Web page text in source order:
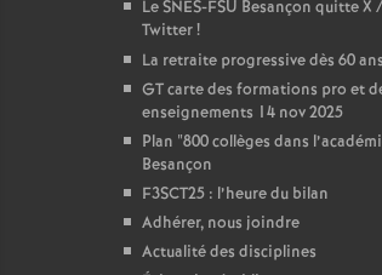
Le SNES-FSU Besançon quitte X /
Twitter!
La retraite progressive dès 60 ans
GT carte des formations pro et
enseignements 14 nov 2025
Plan "800 collèges dans
Besançon
F3SCT25 : l’heure du bilan
Adhérer, nous joindre
Actualité des disciplines